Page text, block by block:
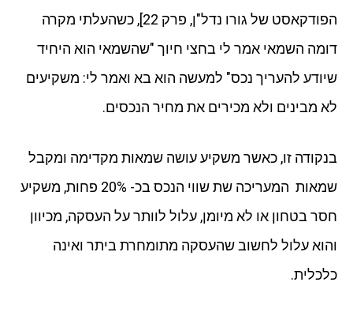
הפודקאסט של גורו נדל"ן, פרק 22], כשהעלתי מקרה
דומה השמאי אמר לי בחצי חיוך "שהשמאי הוא היחיד
שיודע להעריך נכס" למעשה הוא בא ואמר לי: משקיעים
לא מבינים ולא מכירים את מחיר הנכסים.
בנקודה זו, כאשר משקיע עושה שמאות מקדימה ומקבל
שמאות המעריכה שת שווי הנכס בכ- 20% פחות, משקיע
חסר בטחון או לא מיומן, עלול לוותר על העסקה, מכיוון
והוא עלול לחשוב שהעסקה מתומחרת ביתר ואינה
כלכלית.